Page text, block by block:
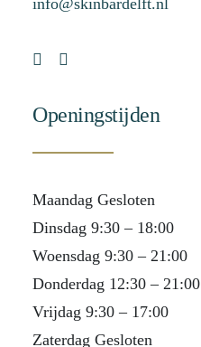
info@skinbardelft.nl
Openingstijden
Maandag Gesloten
Dinsdag 9:30 – 18:00
Woensdag 9:30 – 21:00
Donderdag 12:30 – 21:00
Vrijdag 9:30 – 17:00
Zaterdag Gesloten